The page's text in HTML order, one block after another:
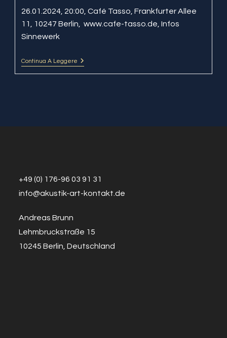
26.01.2024, 20:00, Café Tasso, Frankfurter Allee
11, 10247 Berlin, www.cafe-tasso.de, Infos
Sinnewerk
Continua A Leggere BalkaNova
+49 (0) 176-96 03 91 31
info@akustik-art-kontakt.de
Andreas Brunn
Lehmbruckstraße 15
10245 Berlin, Deutschland